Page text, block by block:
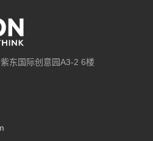
东国际创意园A3-2 6楼